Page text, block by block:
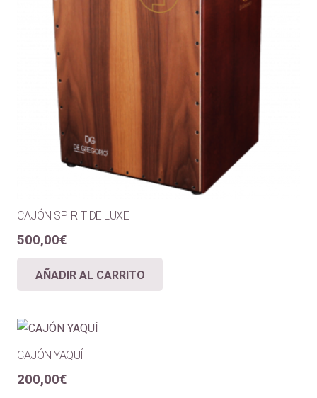
CAJÓN SPIRIT DE LUXE
500,00€
AÑADIR AL CARRITO
CAJÓN YAQUÍ
200,00€